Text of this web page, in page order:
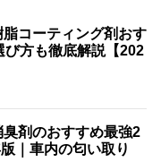
脂コーティング剤おす
方も徹底解説【202
臭剤のおすすめ最強2
｜車内の匂い取り